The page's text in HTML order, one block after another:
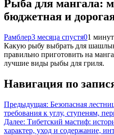
Рыба для мангала:
бюджетная и
Рамблер3 месяца спустя01
Какую рыбу выбрать для
правильно приготовить на
лучшие виды рыбы для гриля.
Навигация по
Предыдущая: Безопасная
требования к углу, ступеням,
Далее: Тибетский мастиф:
характер, уход и содержание,